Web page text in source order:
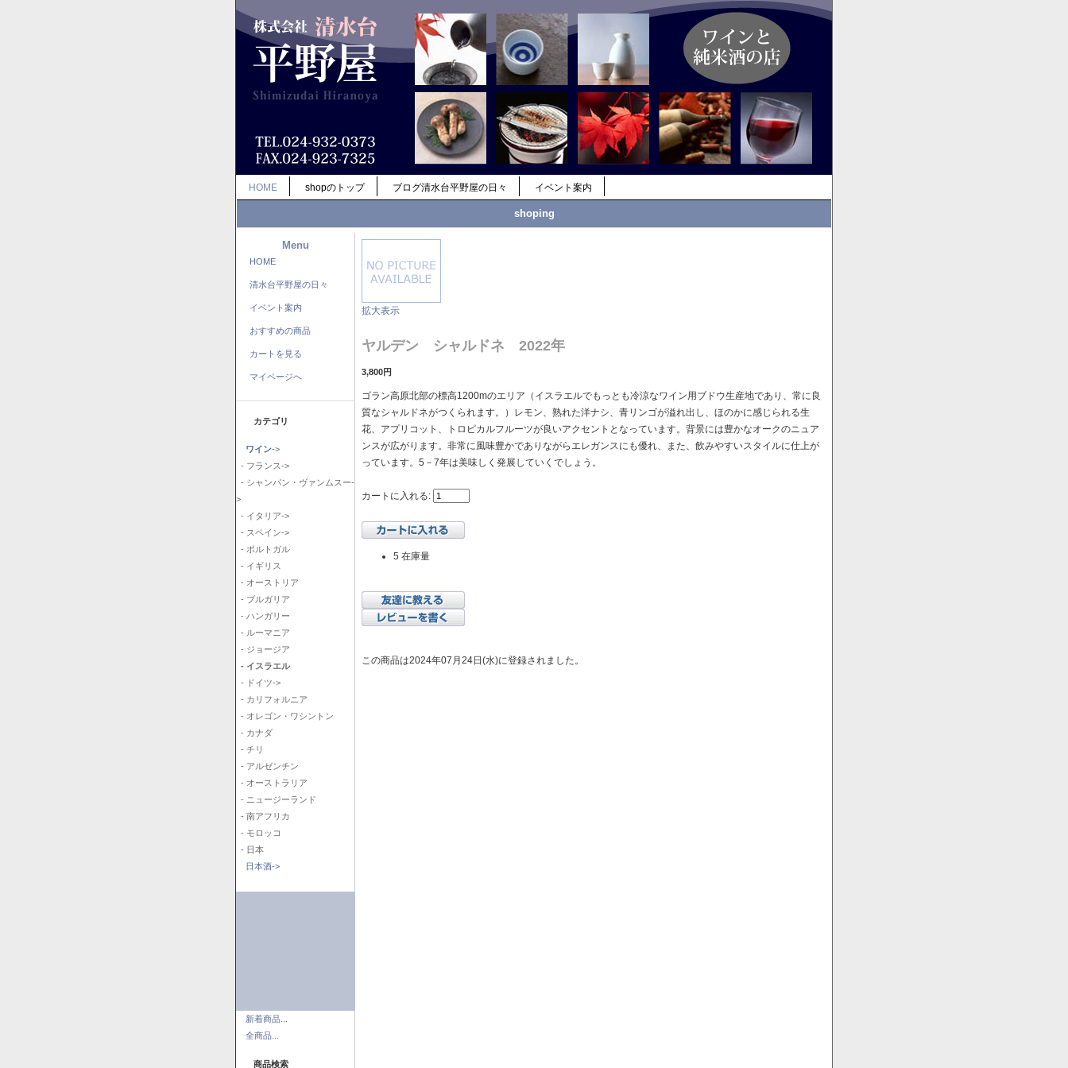
HOME shopのトップ ブログ清水台平野屋の日々 イベント案内
shoping
Menu
HOME
清水台平野屋の日々
イベント案内
おすすめの商品
カートを見る
マイページへ
カテゴリ
ワイン->
- フランス->
- シャンパン・ヴァンムスー-
>
- イタリア->
- スペイン->
- ポルトガル
- イギリス
- オーストリア
- ブルガリア
- ハンガリー
- ルーマニア
- ジョージア
- イスラエル
- ドイツ->
- カリフォルニア
- オレゴン・ワシントン
- カナダ
- チリ
- アルゼンチン
- オーストラリア
- ニュージーランド
- 南アフリカ
- モロッコ
- 日本
日本酒->
新着商品...
全商品...
商品検索
拡大表示
ヤルデン シャルドネ 2022年
3,800円
ゴラン高原北部の標高1200mのエリア（イスラエルでもっとも冷涼なワイン用ブドウ生産地であり、常に良
質なシャルドネがつくられます。）レモン、熟れた洋ナシ、青リンゴが溢れ出し、ほのかに感じられる生
花、アプリコット、トロピカルフルーツが良いアクセントとなっています。背景には豊かなオークのニュア
ンスが広がります。非常に風味豊かでありながらエレガンスにも優れ、また、飲みやすいスタイルに仕上が
っています。5－7年は美味しく発展していくでしょう。
カートに入れる:
5 在庫量
この商品は2024年07月24日(水)に登録されました。